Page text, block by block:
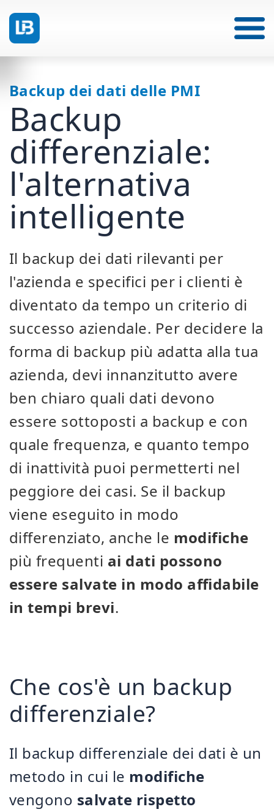
Backup dei dati delle PMI
Backup
differenziale:
l'alternativa
intelligente
Il backup dei dati rilevanti per
l'azienda e specifici per i clienti è
diventato da tempo un criterio di
successo aziendale. Per decidere la
forma di backup più adatta alla tua
azienda, devi innanzitutto avere
ben chiaro quali dati devono
essere sottoposti a backup e con
quale frequenza, e quanto tempo
di inattività puoi permetterti nel
peggiore dei casi. Se il backup
viene eseguito in modo
differenziato, anche le modifiche
più frequenti ai dati possono
essere salvate in modo affidabile
in tempi brevi.
Che cos'è un backup
differenziale?
Il backup differenziale dei dati è un
metodo in cui le modifiche
vengono salvate rispetto